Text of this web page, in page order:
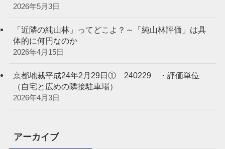
2026年5月3日
「近隣の純山林」ってどこよ？～「純山林評価」は具
体的に何円なのか
2026年4月15日
京都地裁平成24年2月29日① 240229 ・評価単位
（自宅と広めの隣接駐車場）
2026年4月3日
アーカイブ